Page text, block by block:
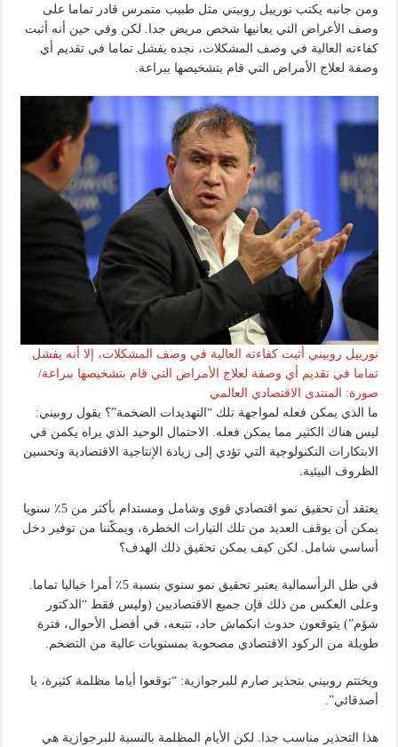
ومن جانبه يكتب نورييل روبيني مثل طبيب متمرس قادر تماما على
وصف الأعراض التي يعانيها شخص مريض جدا. لكن وفي حين أنه أثبت
كفاءته العالية في وصف المشكلات، نجده يفشل تماما في تقديم أي
وصفة لعلاج الأمراض التي قام بتشخيصها ببراعة.
نورييل روبيني أثبت كفاءته العالية في وصف المشكلات، إلا أنه يفشل
تماما في تقديم أي وصفة لعلاج الأمراض التي قام بتشخيصها ببراعة/
صورة: المنتدى الاقتصادي العالمي
ما الذي يمكن فعله لمواجهة تلك “التهديدات الضخمة”؟ يقول روبيني:
ليس هناك الكثير مما يمكن فعله. الاحتمال الوحيد الذي يراه يكمن في
الابتكارات التكنولوجية التي تؤدي إلى زيادة الإنتاجية الاقتصادية وتحسين
الظروف البيئية.
يعتقد أن تحقيق نمو اقتصادي قوي وشامل ومستدام بأكثر من 5٪ سنويا
يمكن أن يوقف العديد من تلك التيارات الخطرة، ويمكّننا من توفير دخل
أساسي شامل. لكن كيف يمكن تحقيق ذلك الهدف؟
في ظل الرأسمالية يعتبر تحقيق نمو سنوي بنسبة 5٪ أمرا خياليا تماما.
وعلى العكس من ذلك فإن جميع الاقتصاديين (وليس فقط “الدكتور
شؤم”) يتوقعون حدوث انكماش حاد، تتبعه، في أفضل الأحوال، فترة
طويلة من الركود الاقتصادي مصحوبة بمستويات عالية من التضخم.
ويختتم روبيني بتحذير صارم للبرجوازية: “توقعوا أياما مظلمة كثيرة، يا
أصدقائي”.
هذا التحذير مناسب جدا. لكن الأيام المظلمة بالنسبة للبرجوازية هي